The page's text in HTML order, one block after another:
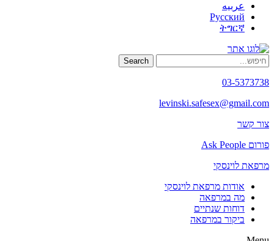
عربيه
Русский
ትግርኛ
Search
03-5373738
levinski.safesex@gmail.com
צור קשר
פורום Ask People
מרפאת לוינסקי
אודות מרפאת לוינסקי
מה במרפאה
דוחות שנתיים
ביקור במרפאה